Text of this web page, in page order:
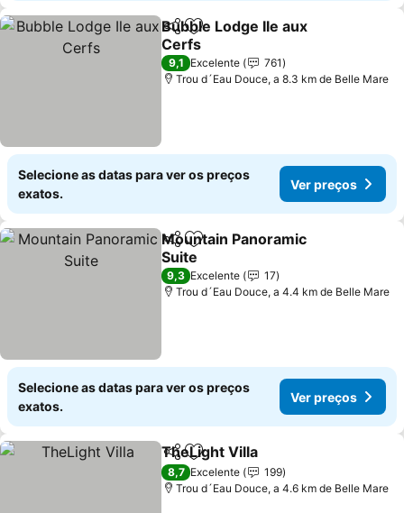
PartilharAdicionar aos favoritos
Bubble Lodge Ile aux
Cerfs
9,1 Excelente
761
Trou d´Eau Douce, a 8.3 km de Belle Mare
Selecione as datas para ver os preços
exatos.
Ver preços
PartilharAdicionar aos favoritos
Mountain Panoramic
Suite
9,3 Excelente
17
Trou d´Eau Douce, a 4.4 km de Belle Mare
Selecione as datas para ver os preços
exatos.
Ver preços
PartilharAdicionar aos favoritos
TheLight Villa
8,7 Excelente
199
Trou d´Eau Douce, a 4.6 km de Belle Mare